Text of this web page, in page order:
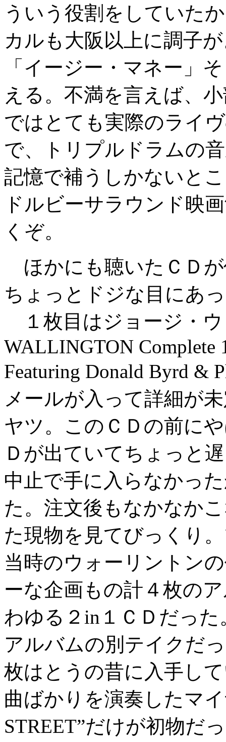
ういう役割をしていた
カルも大阪以上に調子
「イージー・マネー」
える。不満を言えば、
ではとても実際のライ
で、トリプルドラムの
記憶で補うしかないと
ドルビーサラウンド映
くぞ。
ほかにも聴いたＣＤ
ちょっとドジな目にあ
１枚目はジョージ・ウ
WALLINGTON Complete
Featuring Donald Byrd &
メールが入って詳細が
ヤツ。このＣＤの前に
Ｄが出ていてちょっと
中止で手に入らなかっ
た。注文後もなかなか
た現物を見てびっくり
当時のウォーリントン
ーな企画もの計４枚の
わゆる２in１ＣＤだっ
アルバムの別テイクだ
枚はとうの昔に入手し
曲ばかりを演奏したマ
STREET”だけが初物だ